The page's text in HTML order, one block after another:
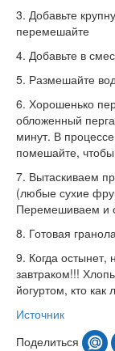
3. Добавьте
перемешайте
4. Добавьте в
5. Размешайте
6. Хорошенько
обложенный
минут. В
помешайте,
7. Вытаскиваем
(любые сухие
Перемешиваем и
8. Готовая
9. Когда остынет,
завтраком!!!
йогуртом, кто как
Источник
Поделиться